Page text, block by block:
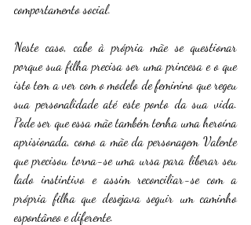
comportamento social.
Neste caso, cabe à própria mãe se questionar
porque sua filha precisa ser uma princesa e o que
isto tem a ver com o modelo de feminino que regeu
sua personalidade até este ponto da sua vida.
Pode ser que essa mãe também tenha uma heroína
aprisionada, como a mãe da personagem Valente
que precisou torna-se uma ursa para liberar seu
lado instintivo e assim reconciliar-se com a
própria filha que desejava seguir um caminho
espontâneo e diferente.